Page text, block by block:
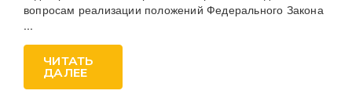
вопросам реализации положений Федерального Закона
...
ЧИТАТЬ
ДАЛЕЕ